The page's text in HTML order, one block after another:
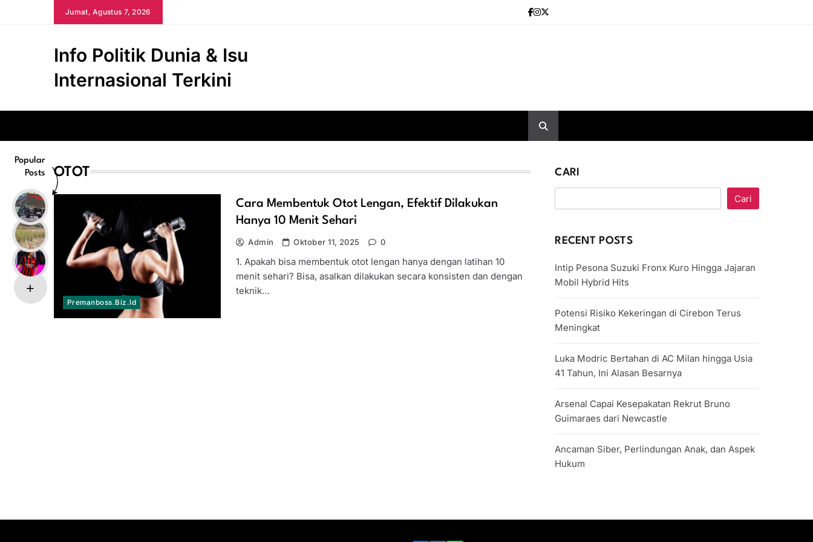
Jumat, Agustus 7, 2026
Info Politik Dunia & Isu
Internasional Terkini
Popular
Posts
OTOT
Premanboss.biz.id
Cara Membentuk Otot Lengan, Efektif Dilakukan
Hanya 10 Menit Sehari
Admin Oktober 11, 2025 0
1. Apakah bisa membentuk otot lengan hanya dengan latihan 10
menit sehari? Bisa, asalkan dilakukan secara konsisten dan dengan
teknik…
CARI
Cari
RECENT POSTS
Intip Pesona Suzuki Fronx Kuro Hingga Jajaran
Mobil Hybrid Hits
Potensi Risiko Kekeringan di Cirebon Terus
Meningkat
Luka Modric Bertahan di AC Milan hingga Usia
41 Tahun, Ini Alasan Besarnya
Arsenal Capai Kesepakatan Rekrut Bruno
Guimaraes dari Newcastle
Ancaman Siber, Perlindungan Anak, dan Aspek
Hukum